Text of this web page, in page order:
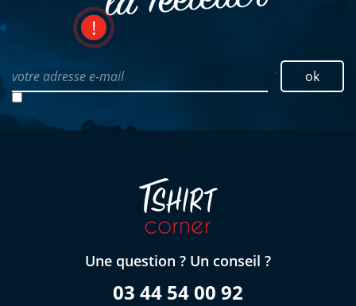
votre adresse e-mail ok
Une question ? Un conseil ?
03 44 54 00 92